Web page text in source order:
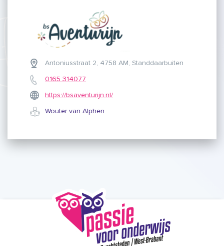
Antoniusstraat 2, 4758 AM, Standdaarbuiten
0165 314077
https://bsaventurijn.nl/
Wouter van Alphen